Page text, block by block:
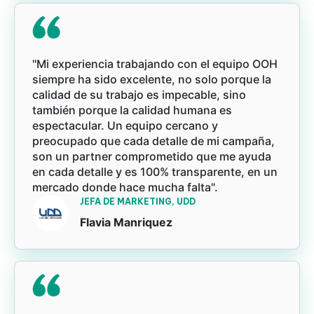
"Mi experiencia trabajando con el equipo OOH
siempre ha sido excelente, no solo porque la
calidad de su trabajo es impecable, sino
también porque la calidad humana es
espectacular. Un equipo cercano y
preocupado que cada detalle de mi campaña,
son un partner comprometido que me ayuda
en cada detalle y es 100% transparente, en un
mercado donde hace mucha falta".
JEFA DE MARKETING, UDD
Flavia Manriquez